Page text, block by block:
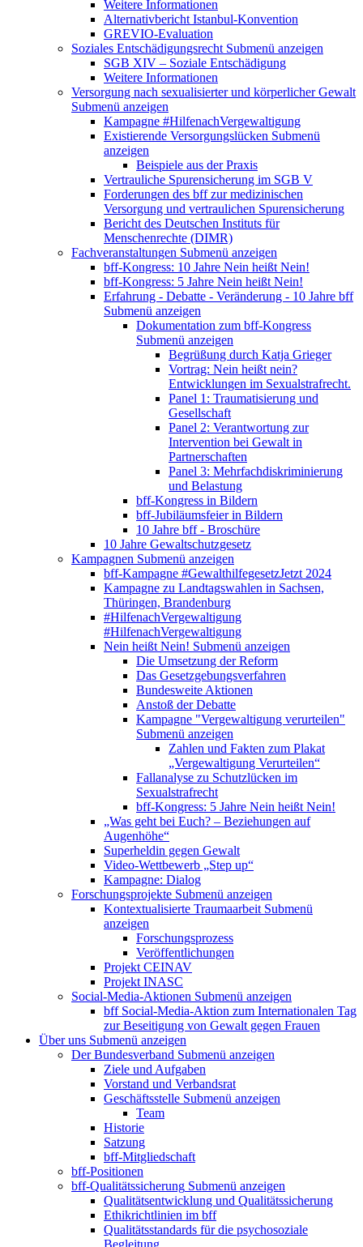
Weitere Informationen
Alternativbericht Istanbul-Konvention
GREVIO-Evaluation
Soziales Entschädigungsrecht Submenü anzeigen
SGB XIV – Soziale Entschädigung
Weitere Informationen
Versorgung nach sexualisierter und körperlicher Gewalt
Submenü anzeigen
Kampagne #HilfenachVergewaltigung
Existierende Versorgungslücken Submenü
anzeigen
Beispiele aus der Praxis
Vertrauliche Spurensicherung im SGB V
Forderungen des bff zur medizinischen
Versorgung und vertraulichen Spurensicherung
Bericht des Deutschen Instituts für
Menschenrechte (DIMR)
Fachveranstaltungen Submenü anzeigen
bff-Kongress: 10 Jahre Nein heißt Nein!
bff-Kongress: 5 Jahre Nein heißt Nein!
Erfahrung - Debatte - Veränderung - 10 Jahre bff
Submenü anzeigen
Dokumentation zum bff-Kongress
Submenü anzeigen
Begrüßung durch Katja Grieger
Vortrag: Nein heißt nein?
Entwicklungen im Sexualstrafrecht.
Panel 1: Traumatisierung und
Gesellschaft
Panel 2: Verantwortung zur
Intervention bei Gewalt in
Partnerschaften
Panel 3: Mehrfachdiskriminierung
und Belastung
bff-Kongress in Bildern
bff-Jubiläumsfeier in Bildern
10 Jahre bff - Broschüre
10 Jahre Gewaltschutzgesetz
Kampagnen Submenü anzeigen
bff-Kampagne #GewalthilfegesetzJetzt 2024
Kampagne zu Landtagswahlen in Sachsen,
Thüringen, Brandenburg
#HilfenachVergewaltigung
#HilfenachVergewaltigung
Nein heißt Nein! Submenü anzeigen
Die Umsetzung der Reform
Das Gesetzgebungsverfahren
Bundesweite Aktionen
Anstoß der Debatte
Kampagne "Vergewaltigung verurteilen"
Submenü anzeigen
Zahlen und Fakten zum Plakat
„Vergewaltigung Verurteilen“
Fallanalyse zu Schutzlücken im
Sexualstrafrecht
bff-Kongress: 5 Jahre Nein heißt Nein!
„Was geht bei Euch? – Beziehungen auf
Augenhöhe“
Superheldin gegen Gewalt
Video-Wettbewerb „Step up“
Kampagne: Dialog
Forschungsprojekte Submenü anzeigen
Kontextualisierte Traumaarbeit Submenü
anzeigen
Forschungsprozess
Veröffentlichungen
Projekt CEINAV
Projekt INASC
Social-Media-Aktionen Submenü anzeigen
bff Social-Media-Aktion zum Internationalen Tag
zur Beseitigung von Gewalt gegen Frauen
Über uns Submenü anzeigen
Der Bundesverband Submenü anzeigen
Ziele und Aufgaben
Vorstand und Verbandsrat
Geschäftsstelle Submenü anzeigen
Team
Historie
Satzung
bff-Mitgliedschaft
bff-Positionen
bff-Qualitätssicherung Submenü anzeigen
Qualitätsentwicklung und Qualitätssicherung
Ethikrichtlinien im bff
Qualitätsstandards für die psychosoziale
Begleitung